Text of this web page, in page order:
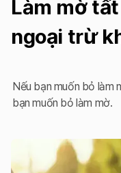
Làm mờ
ngoại trừ
Nếu bạn muốn bỏ làm
bạn muốn bỏ làm mờ.